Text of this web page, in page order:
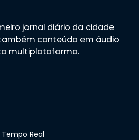
jornal diário da cidade
conteúdo em áudio
multiplataforma.
Real